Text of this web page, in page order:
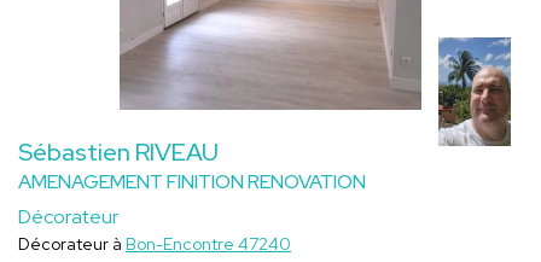
Sébastien RIVEAU
AMENAGEMENT FINITION RENOVATION
Décorateur
Décorateur à Bon-Encontre 47240